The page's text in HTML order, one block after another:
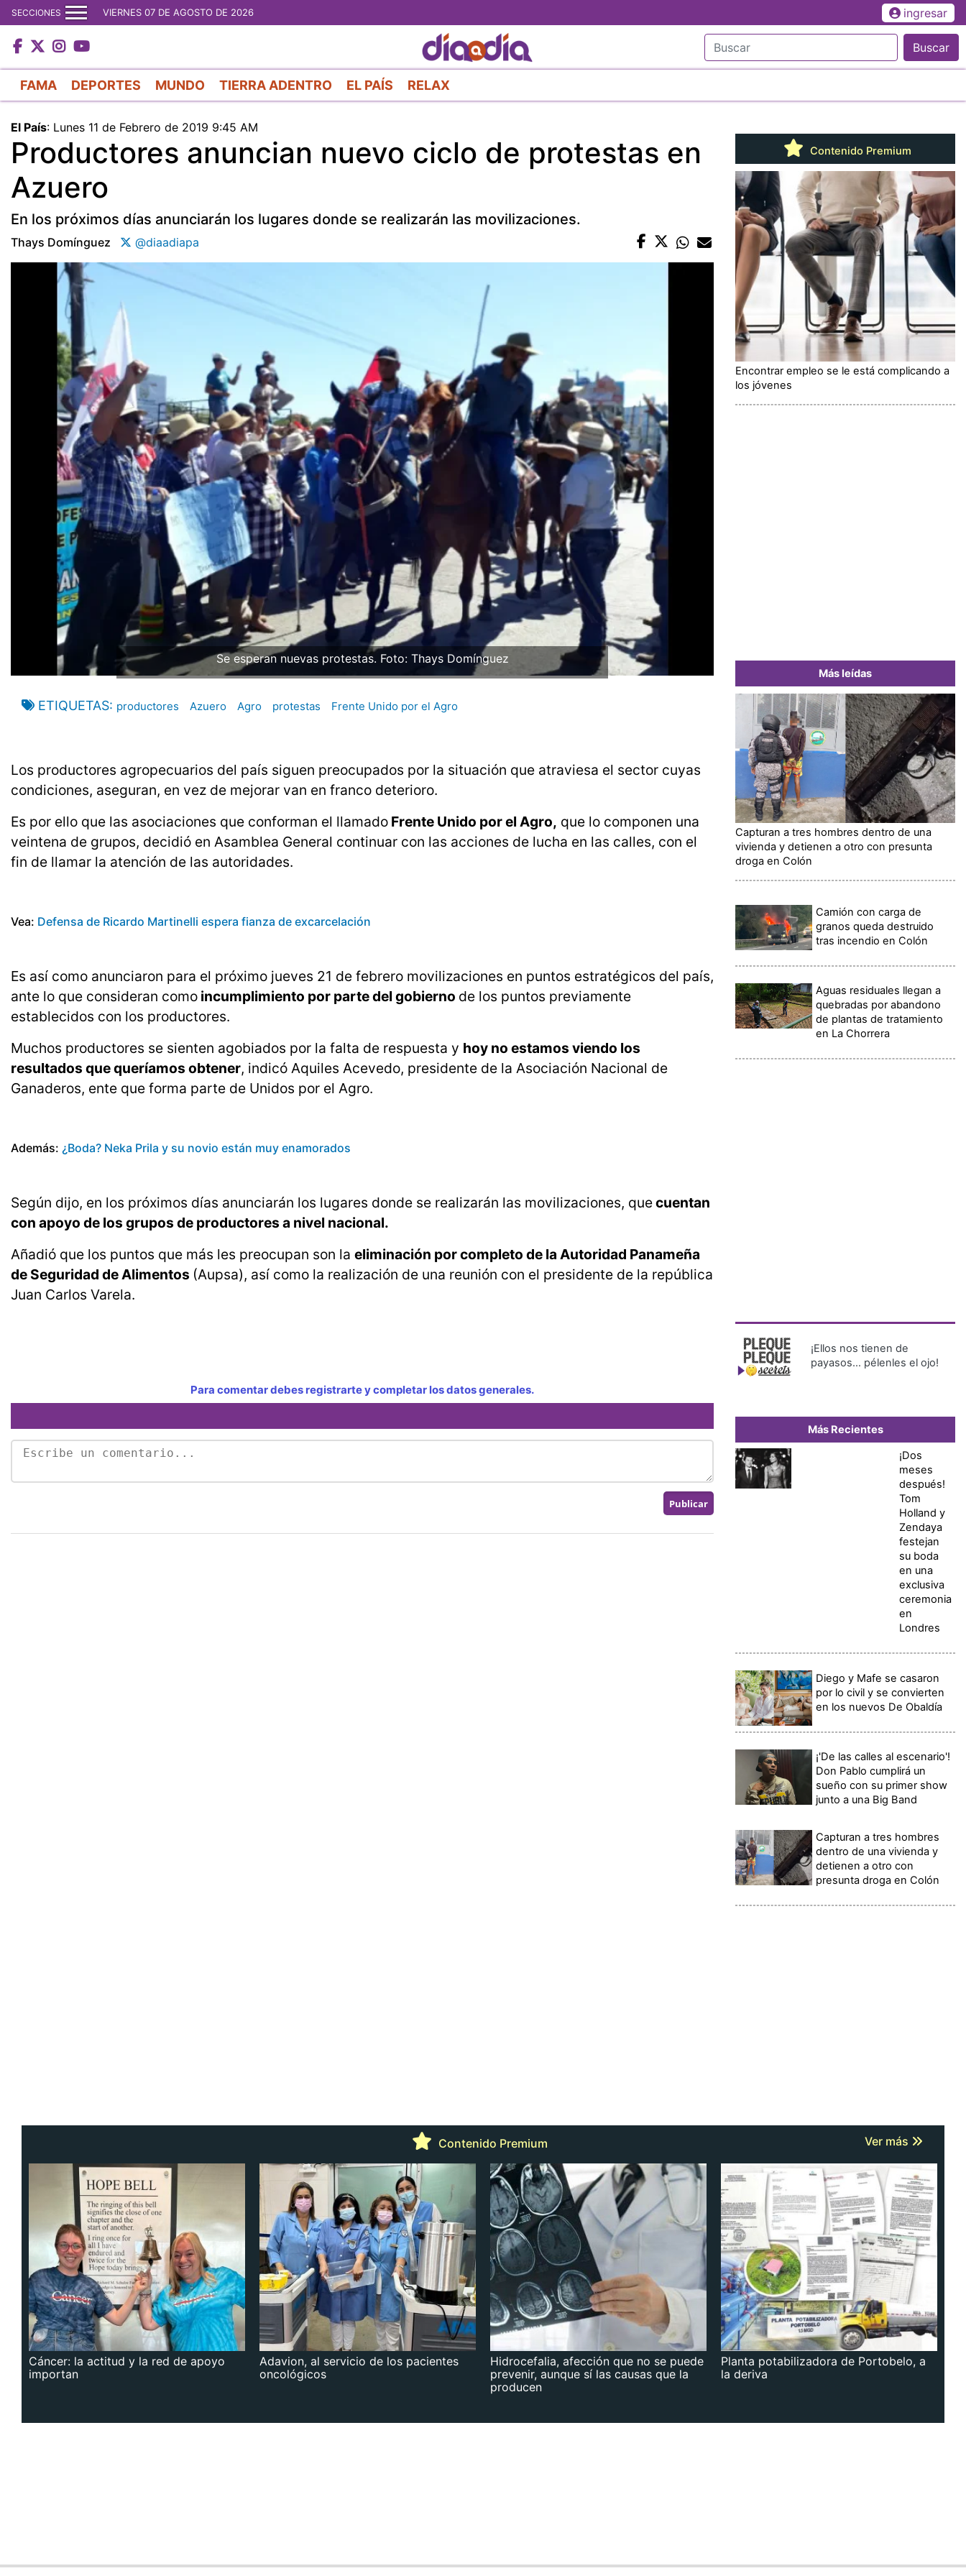
al
contenido
principal
SECCIONES VIERNES 07 DE AGOSTO DE 2026 ingresar
Buscar
FAMA DEPORTES MUNDO TIERRA ADENTRO EL PAÍS RELAX
El País: Lunes 11 de Febrero de 2019 9:45 AM
Productores anuncian nuevo ciclo de protestas en
Azuero
En los próximos días anunciarán los lugares donde se realizarán las movilizaciones.
Thays Domínguez @diaadiapa
Se esperan nuevas protestas. Foto: Thays Domínguez
ETIQUETAS productores Azuero Agro protestas Frente Unido por el Agro
Los productores agropecuarios del país siguen preocupados por la situación que atraviesa el sector cuyas
condiciones, aseguran, en vez de mejorar van en franco deterioro.
Es por ello que las asociaciones que conforman el llamado Frente Unido por el Agro, que lo componen una
veintena de grupos, decidió en Asamblea General continuar con las acciones de lucha en las calles, con el
fin de llamar la atención de las autoridades.
Vea: Defensa de Ricardo Martinelli espera fianza de excarcelación
Es así como anunciaron para el próximo jueves 21 de febrero movilizaciones en puntos estratégicos del país,
ante lo que consideran como incumplimiento por parte del gobierno de los puntos previamente
establecidos con los productores.
Muchos productores se sienten agobiados por la falta de respuesta y hoy no estamos viendo los
resultados que queríamos obtener, indicó Aquiles Acevedo, presidente de la Asociación Nacional de
Ganaderos, ente que forma parte de Unidos por el Agro.
Además: ¿Boda? Neka Prila y su novio están muy enamorados
Según dijo, en los próximos días anunciarán los lugares donde se realizarán las movilizaciones, quecuentan
con apoyo de los grupos de productores a nivel nacional.
Añadió que los puntos que más les preocupan son la eliminación por completo de la Autoridad Panameña
de Seguridad de Alimentos (Aupsa), así como la realización de una reunión con el presidente de la república
Juan Carlos Varela.
Para comentar debes registrarte y completar los datos generales.
Contenido Premium
Encontrar empleo se le está complicando a
los jóvenes
Más leídas
Capturan a tres hombres dentro de una
vivienda y detienen a otro con presunta
droga en Colón
Camión con carga de
granos queda destruido
tras incendio en Colón
Aguas residuales llegan a
quebradas por abandono
de plantas de tratamiento
en La Chorrera
¡Ellos nos tienen de
payasos… pélenles el ojo!
Más Recientes
¡Dos
meses
después!
Tom
Holland y
Zendaya
festejan
su boda
en una
exclusiva
ceremonia
en
Londres
Diego y Mafe se casaron
por lo civil y se convierten
en los nuevos De Obaldía
¡'De las calles al escenario'!
Don Pablo cumplirá un
sueño con su primer show
junto a una Big Band
Capturan a tres hombres
dentro de una vivienda y
detienen a otro con
presunta droga en Colón
Contenido Premium Ver más
Cáncer: la actitud y la red de apoyo
importan
Adavion, al servicio de los pacientes
oncológicos
Hidrocefalia, afección que no se puede
prevenir, aunque sí las causas que la
producen
Planta potabilizadora de Portobelo, a
la deriva